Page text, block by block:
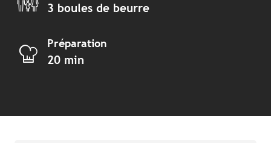
3 boules de beurre
Préparation
20 min